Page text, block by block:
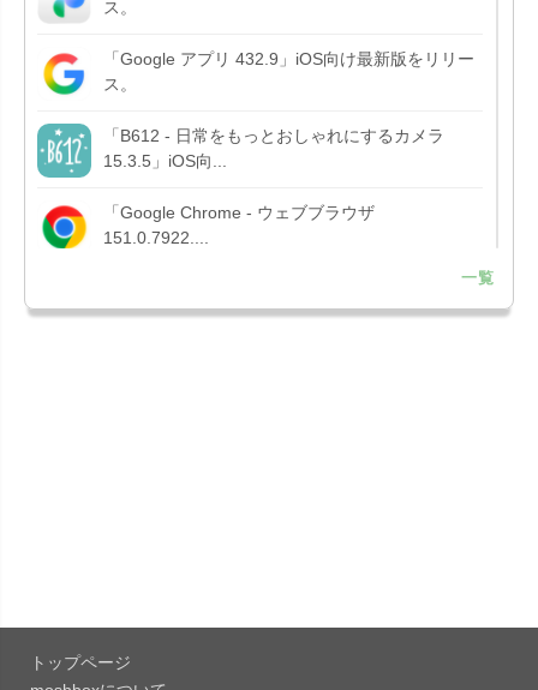
ス。
「Google アプリ 432.9」iOS向け最新版をリリー
ス。
「B612 - 日常をもっとおしゃれにするカメラ
15.3.5」iOS向...
「Google Chrome - ウェブブラウザ
151.0.7922....
「Microsoft OneDrive 18.7.3」iOS向け最新版を...
「Microsoft OneDrive 18.6.7」iOS向け最新版を...
一覧
トップページ